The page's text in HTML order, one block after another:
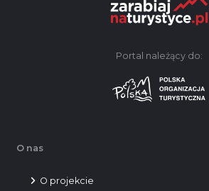
Portal należący do:
O nas
O projekcie